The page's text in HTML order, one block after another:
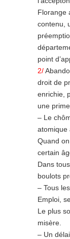
Florange
contenu,
point
2/
droit de
enrichie,
une
– Le
atomique
Quand
certain
Dans
boulots
– Tous
Emploi,
Le plus
misère.
– Un